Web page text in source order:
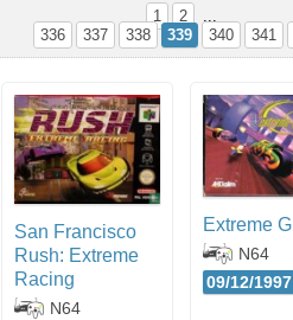
1 2
...
336
337 338 339 340 341
San Francisco
Rush: Extreme
Racing
N64
Extreme G
N64
09/12/1997